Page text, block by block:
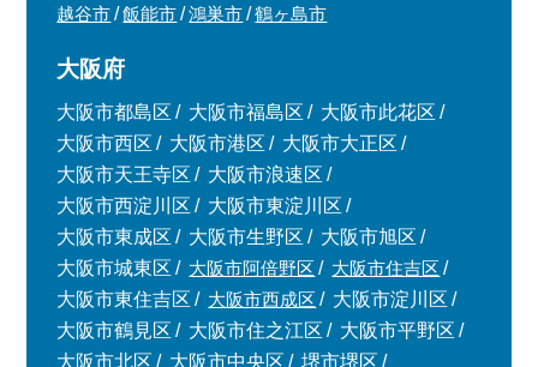
×
無料査定・売却相談
越谷市
飯能市 鴻巣市 鶴ヶ島市
大阪府
大阪市都島区 大阪市福島区
大阪市此花区
大阪市西区
大阪市港区
大阪市大正区
大阪市天王寺区
大阪市浪速区
大阪市西淀川区
大阪市東淀川区
大阪市東成区
大阪市生野区
大阪市旭区
大阪市城東区
大阪市阿倍野区
大阪市住吉区
大阪市東住吉区
大阪市西成区
大阪市淀川区
大阪市鶴見区
大阪市住之江区
大阪市平野区
大阪市北区
大阪市中央区 堺市堺区